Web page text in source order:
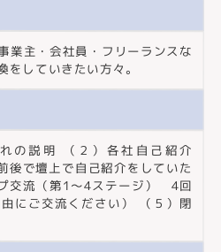
業主・会社員・フリーランスな
していきたい方々。
の説明 （２）各社自己紹介
後で壇上で自己紹介をしていた
交流（第1〜4ステージ） 4回
にご交流ください） （５）閉